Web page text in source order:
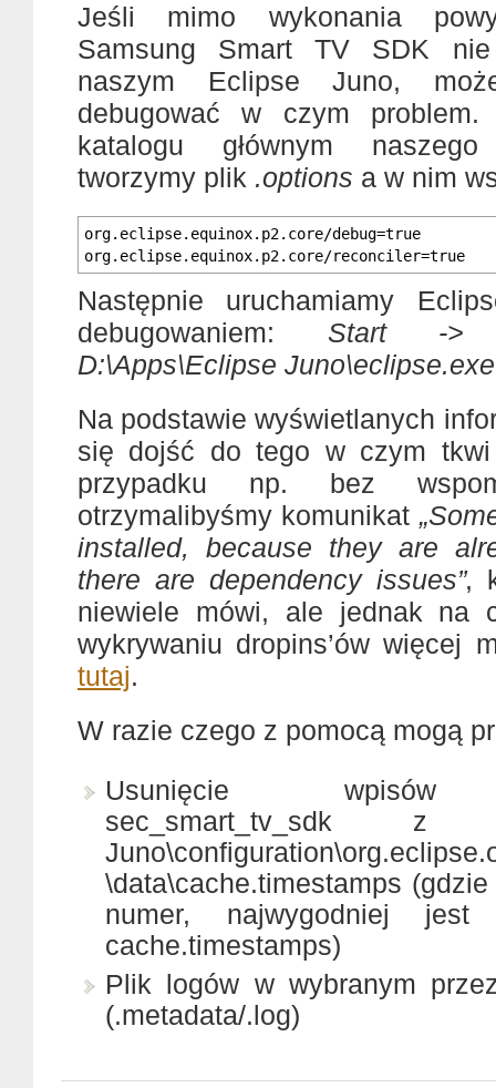
Jeśli mimo wykonania
Samsung Smart TV SDK
naszym Eclipse Juno,
debugować w czym
katalogu głównym
tworzymy plik .options a w nim
org.eclipse.equinox.p2.core/debug=true
org.eclipse.equinox.p2.core/reconciler=true
Następnie uruchamiamy
debugowaniem: Start ->
D:\Apps\Eclipse
Na podstawie wyświetlanych
się dojść do tego w czym
przypadku np. bez
otrzymalibyśmy komunikat
installed, because they are
there are dependency issues”,
niewiele mówi, ale jednak na
wykrywaniu dropins’ów więcej
tutaj.
W razie czego z pomocą mogą
Usunięcie wpisów
sec_smart_tv_sdk z
\data\cache.timestamps
numer, najwygodniej
cache.timestamps)
Plik logów w wybranym
(.metadata/.log)